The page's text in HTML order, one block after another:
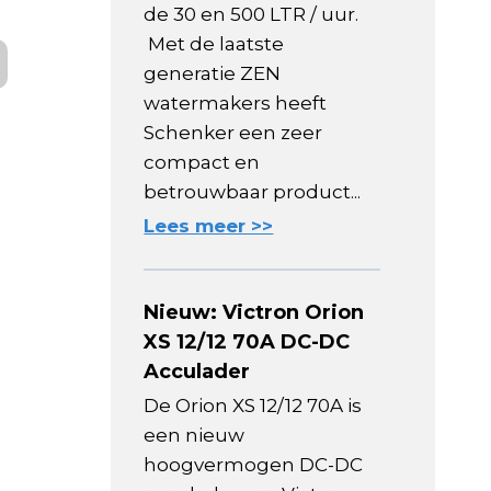
de 30 en 500 LTR / uur.
Met de laatste
generatie ZEN
watermakers heeft
Schenker een zeer
compact en
betrouwbaar product...
Lees meer >>
Nieuw: Victron Orion
XS 12/12 70A DC-DC
Acculader
De Orion XS 12/12 70A is
een nieuw
hoogvermogen DC-DC